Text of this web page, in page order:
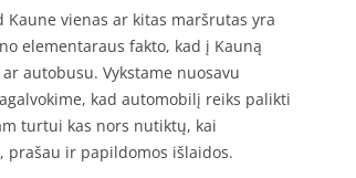
vienas ar kitas maršrutas yra
elementaraus fakto, kad į Kauną
autobusu. Vykstame nuosavu
kad automobilį reiks palikti
turtui kas nors nutiktų, kai
prašau ir papildomos išlaidos.